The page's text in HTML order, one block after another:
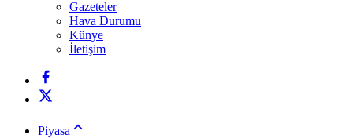
Gazeteler
Hava Durumu
Künye
İletişim
Piyasa